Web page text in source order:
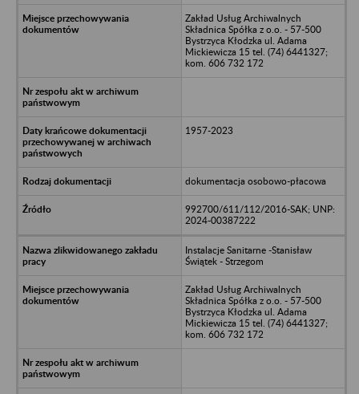
Zakład Usług Archiwalnych
Składnica Spółka z o.o. - 57-500
Bystrzyca Kłodzka ul. Adama
Mickiewicza 15 tel. (74) 6441327;
kom. 606 732 172
1957-2023
dokumentacja osobowo-płacowa
992700/611/112/2016-SAK; UNP:
2024-00387222
Instalacje Sanitarne -Stanisław
Świątek - Strzegom
Zakład Usług Archiwalnych
Składnica Spółka z o.o. - 57-500
Bystrzyca Kłodzka ul. Adama
Mickiewicza 15 tel. (74) 6441327;
kom. 606 732 172